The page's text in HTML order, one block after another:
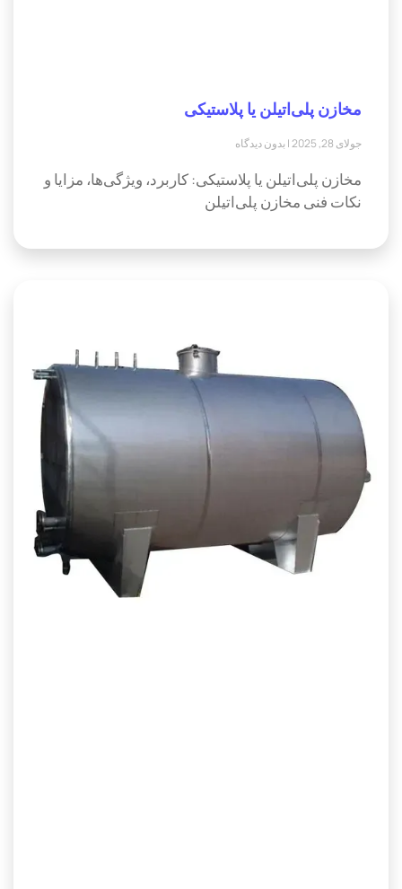
مخازن پلی‌اتیلن یا پلاستیکی
جولای 28, 2025 بدون دیدگاه
مخازن پلی‌اتیلن یا پلاستیکی: کاربرد، ویژگی‌ها، مزایا و
نکات فنی مخازن پلی‌اتیلن